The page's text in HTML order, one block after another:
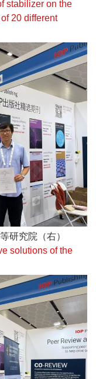
stabilizer on the
20 different
研究院（右）
solutions of the